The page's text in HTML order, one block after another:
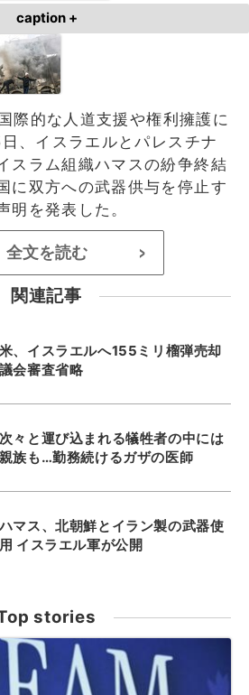
caption +
際的な人道支援や権利擁護に
、イスラエルとパレスチナ
スラム組織ハマスの紛争終結
に双方への武器供与を停止す
明を発表した。
全文を読む >
関連記事
米、イスラエルへ155ミリ榴弾売却
議会審査省略
次々と運び込まれる犠牲者の中には
親族も…勤務続けるガザの医師
マス、北朝鮮とイラン製の武器使
用 イスラエル軍が公開
stories